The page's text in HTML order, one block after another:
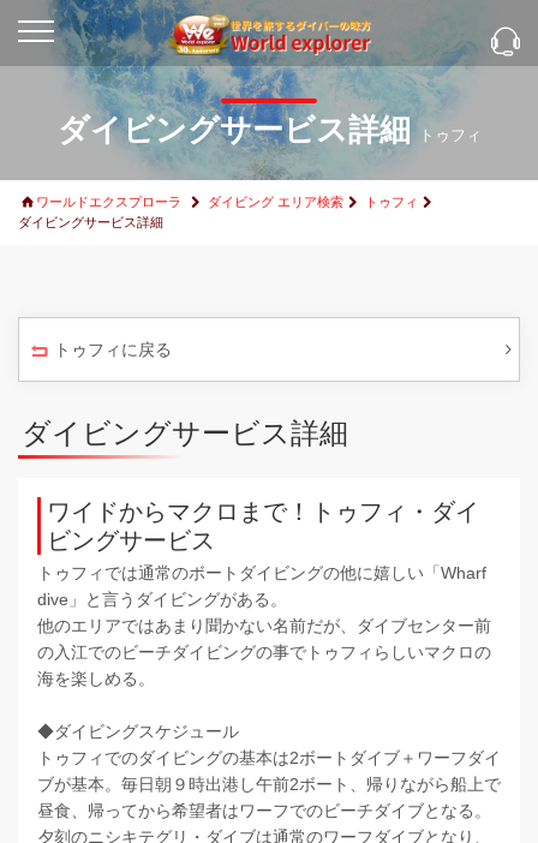
ダイビングサービス詳細 トゥフィ
ワールドエクスプローラ ダイビング エリア検索
トゥフィ
ダイビングサービス詳細
トゥフィに戻る
ダイビングサービス詳細
ワイドからマクロまで！トゥフィ・ダイ
ビングサービス
トゥフィでは通常のボートダイビングの他に嬉しい「Wharf
dive」と言うダイビングがある。
他のエリアではあまり聞かない名前だが、ダイブセンター前
の入江でのビーチダイビングの事でトゥフィらしいマクロの
海を楽しめる。
◆ダイビングスケジュール
トゥフィでのダイビングの基本は2ボートダイブ＋ワーフダイ
ブが基本。毎日朝９時出港し午前2ボート、帰りながら船上で
昼食、帰ってから希望者はワーフでのビーチダイブとなる。
夕刻のニシキテグリ・ダイブは通常のワーフダイブとなり、